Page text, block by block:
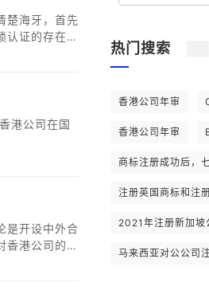
楚海牙，首先
认证的存在，
港公司在国
是开设中外合
香港公司的相
热门搜索
香港公司年审
香港公司年审
商标注册成功后，
注册英国商标和注
2021年注册新加坡
马来西亚对公公司